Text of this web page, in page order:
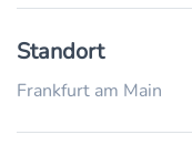
Standort
Frankfurt am Main